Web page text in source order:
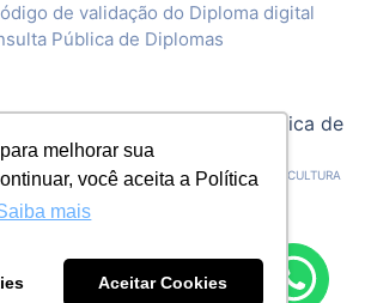
melhorar sua
você aceita a Política
mais
Aceitar Cookies
de validação do Diploma digital
Pública de Diplomas
Política de
Privacidade
ASSOCIAÇÃO PELOTENSE DE ASSISTÊNCIA E CULTURA